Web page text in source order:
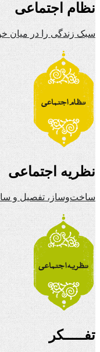
نظام اجتماعی
سبک زندگی را در میان
نظریه اجتماعی
ساخت‌وساز، تفصیل و
تفـــــکر